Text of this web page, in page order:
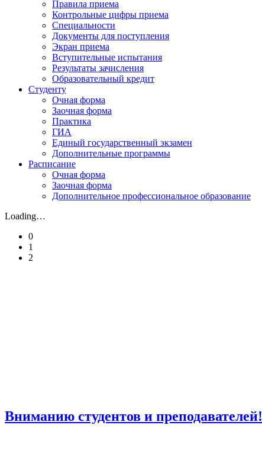
Правила приема
Контрольные цифры приема
Специальности
Документы для поступления
Экран приема
Вступительные испытания
Результаты зачисления
Образовательный кредит
Студенту
Очная форма
Заочная форма
Практика
ГИА
Единый государственный экзамен
Дополнительные программы
Расписание
Очная форма
Заочная форма
Дополнительное профессиональное образование
Loading…
0
1
2
Вниманию студентов и преподавателей!